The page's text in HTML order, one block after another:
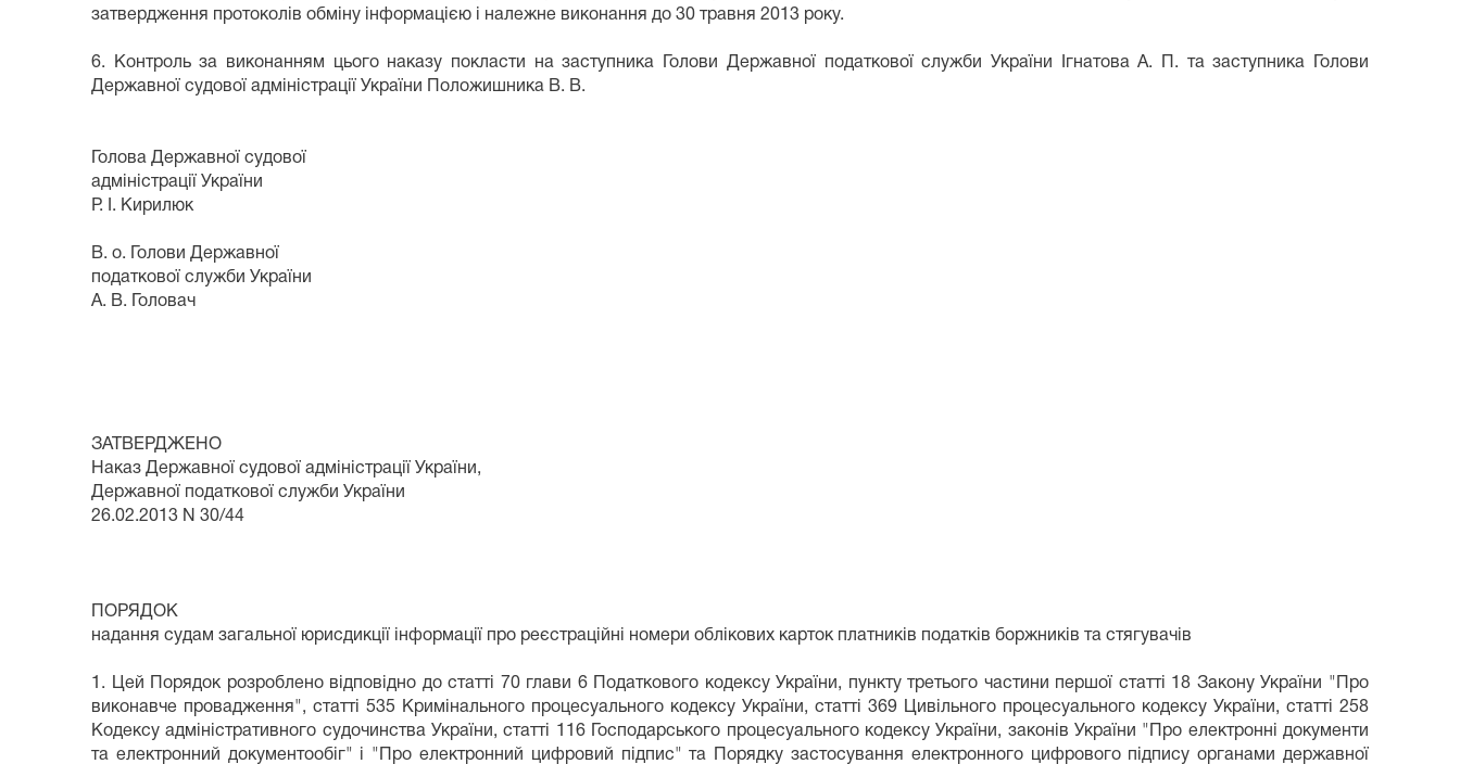
затвердження протоколів обміну інформацією і належне виконання до 30 травня 2013 року.
6. Контроль за виконанням цього наказу покласти на заступника Голови Державної податкової служби України Ігнатова А. П. та заступника Голови
Державної судової адміністрації України Положишника В. В.
Голова Державної судової
адміністрації України
Р. І. Кирилюк
В. о. Голови Державної
податкової служби України
А. В. Головач
ЗАТВЕРДЖЕНО
Наказ Державної судової адміністрації України,
Державної податкової служби України
26.02.2013 N 30/44
ПОРЯДОК
надання судам загальної юрисдикції інформації про реєстраційні номери облікових карток платників податків боржників та стягувачів
1. Цей Порядок розроблено відповідно до статті 70 глави 6 Податкового кодексу України, пункту третього частини першої статті 18 Закону України "Про
виконавче провадження", статті 535 Кримінального процесуального кодексу України, статті 369 Цивільного процесуального кодексу України, статті 258
Кодексу адміністративного судочинства України, статті 116 Господарського процесуального кодексу України, законів України "Про електронні документи
та електронний документообіг" і "Про електронний цифровий підпис" та Порядку застосування електронного цифрового підпису органами державної